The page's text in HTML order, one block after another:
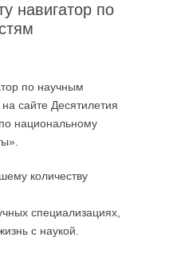
навигатор по
по научным
сайте Десятилетия
по национальному
количеству
специализациях,
с наукой.